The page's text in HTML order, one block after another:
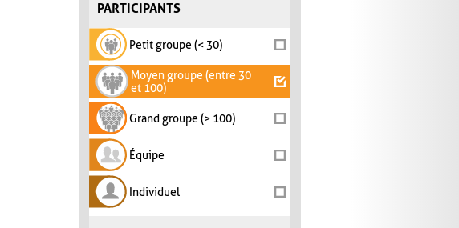
PARTICIPANTS
Petit groupe (< 30)
Moyen groupe (entre 30
et 100)
Grand groupe (> 100)
Équipe
Individuel